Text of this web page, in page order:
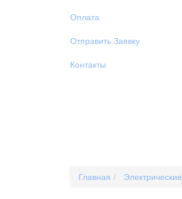
Оплата
Отправить Заявку
Контакты
Главная